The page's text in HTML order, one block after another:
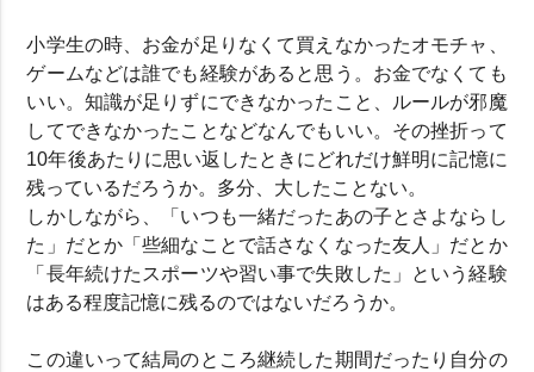
小学生の時、お金が足りなくて買えなかったオモチャ、
ゲームなどは誰でも経験があると思う。お金でなくても
いい。知識が足りずにできなかったこと、ルールが邪魔
してできなかったことなどなんでもいい。その挫折って
10年後あたりに思い返したときにどれだけ鮮明に記憶に
残っているだろうか。多分、大したことない。
しかしながら、「いつも一緒だったあの子とさよならし
た」だとか「些細なことで話さなくなった友人」だとか
「長年続けたスポーツや習い事で失敗した」という経験
はある程度記憶に残るのではないだろうか。
この違いって結局のところ継続した期間だったり自分の